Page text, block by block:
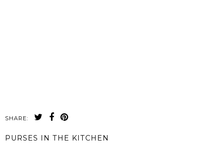
SHARE:
PURSES IN THE KITCHEN